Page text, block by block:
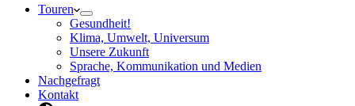
Touren
Gesundheit!
Klima, Umwelt, Universum
Unsere Zukunft
Sprache, Kommunikation und Medien
Nachgefragt
Kontakt